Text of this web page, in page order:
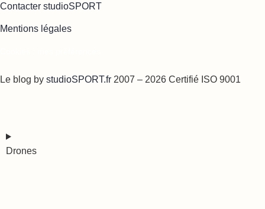
Contacter studioSPORT
Mentions légales
Le blog by studioSPORT.fr 2007 – 2026 Certifié ISO 9001
Drones